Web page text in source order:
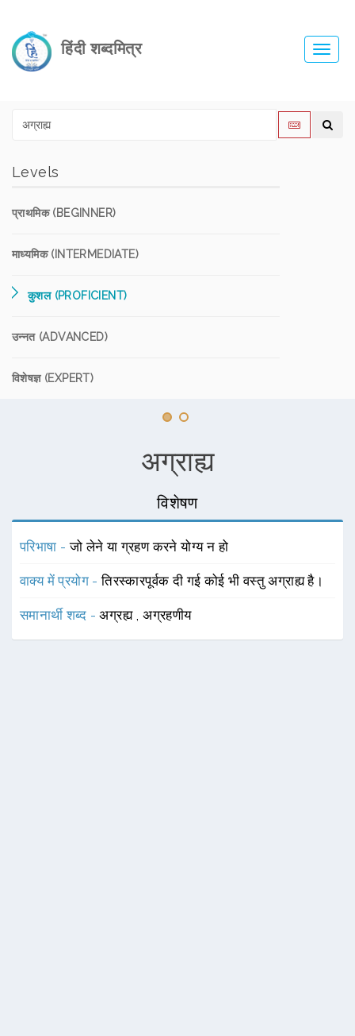
हिंदी शब्दमित्र
Levels
प्राथमिक (BEGINNER)
माध्यमिक (INTERMEDIATE)
कुशल (PROFICIENT)
उन्नत (ADVANCED)
विशेषज्ञ (EXPERT)
अग्राह्य
विशेषण
परिभाषा -जो लेने या ग्रहण करने योग्य न हो
वाक्य में प्रयोग -तिरस्कारपूर्वक दी गई कोई भी वस्तु अग्राह्य है।
समानार्थी शब्द -अग्रह्य ,अग्रहणीय